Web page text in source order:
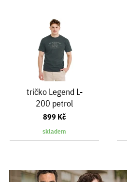
tričko Legend L-
200 petrol
899 Kč
skladem